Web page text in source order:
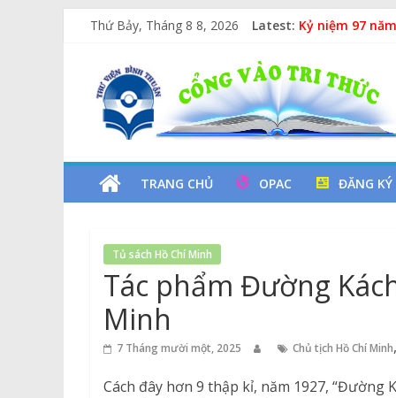
Thứ Bảy, Tháng 8 8, 2026 Latest: Kỷ niệm 97
Các yếu tố
Vịt Con Cẩu Thả
Lan tỏa văn
Thư
Viện
Tỉnh
Bình
Thuận
Cổng
Vào
Tri
Thức
TRANG CHỦ OPAC ĐĂNG
Tủ sách Hồ Chí Minh
Tác phẩm Đường
Minh
7 Tháng mười một, 2025 Chủ tịch Hồ Chí Minh,
Cách đây hơn 9 thập kỉ, năm 1927, “Đường